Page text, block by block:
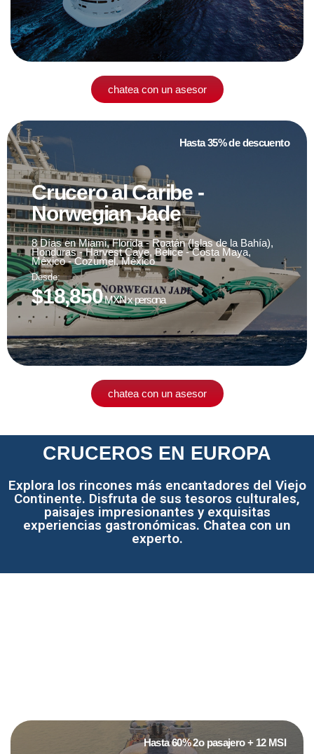
chatea con un asesor
Crucero al Caribe -
Norwegian Jade
Hasta 35% de descuento
8 Días en Miami, Florida - Roatán (Islas de la Bahía),
Honduras - Harvest Caye, Belice - Costa Maya,
México - Cozumel, México
Desde:
$18,850MXN x persona
Fecha de viaje
14 de diciembre '24
sujeto a disponibilidad
chatea con un asesor
CRUCEROS EN EUROPA
Explora los rincones más encantadores del Viejo
Continente. Disfruta de sus tesoros culturales,
paisajes impresionantes y exquisitas
experiencias gastronómicas. Chatea con un
experto.
Hasta 60% 2o pasajero + 12 MSI